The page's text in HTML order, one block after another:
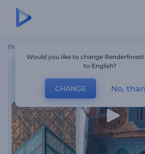
Главная Слайд-Шоу С
Would you like to change
to English?
CHANGE No,